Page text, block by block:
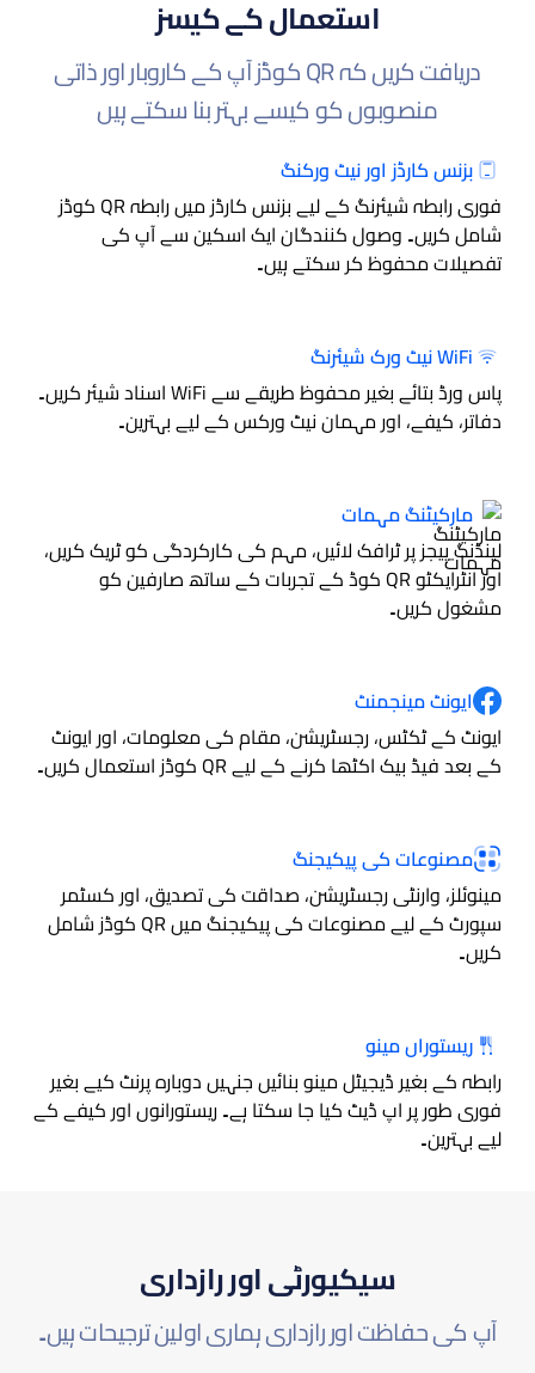
استعمال کے کیسز
دریافت کریں کہ QR کوڈز آپ کے کاروبار اور ذاتی
منصوبوں کو کیسے بہتر بنا سکتے ہیں
بزنس کارڈز اور نیٹ ورکنگ
فوری رابطہ شیئرنگ کے لیے بزنس کارڈز میں رابطہ QR کوڈز
شامل کریں۔ وصول کنندگان ایک اسکین سے آپ کی
تفصیلات محفوظ کر سکتے ہیں۔
WiFi نیٹ ورک شیئرنگ
پاس ورڈ بتائے بغیر محفوظ طریقے سے WiFi اسناد شیئر کریں۔
دفاتر، کیفے، اور مہمان نیٹ ورکس کے لیے بہترین۔
مارکیٹنگ مہمات
لینڈنگ پیجز پر ٹرافک لائیں، مہم کی کارکردگی کو ٹریک کریں،
اور انٹرایکٹو QR کوڈ کے تجربات کے ساتھ صارفین کو
مشغول کریں۔
ایونٹ مینجمنٹ
ایونٹ کے ٹکٹس، رجسٹریشن، مقام کی معلومات، اور ایونٹ
کے بعد فیڈ بیک اکٹھا کرنے کے لیے QR کوڈز استعمال کریں۔
مصنوعات کی پیکیجنگ
مینوئلز، وارنٹی رجسٹریشن، صداقت کی تصدیق، اور کسٹمر
سپورٹ کے لیے مصنوعات کی پیکیجنگ میں QR کوڈز شامل
کریں۔
ریستوراں مینو
رابطہ کے بغیر ڈیجیٹل مینو بنائیں جنہیں دوبارہ پرنٹ کیے بغیر
فوری طور پر اپ ڈیٹ کیا جا سکتا ہے۔ ریستورانوں اور کیفے کے
لیے بہترین۔
سیکیورٹی اور رازداری
آپ کی حفاظت اور رازداری ہماری اولین ترجیحات ہیں۔